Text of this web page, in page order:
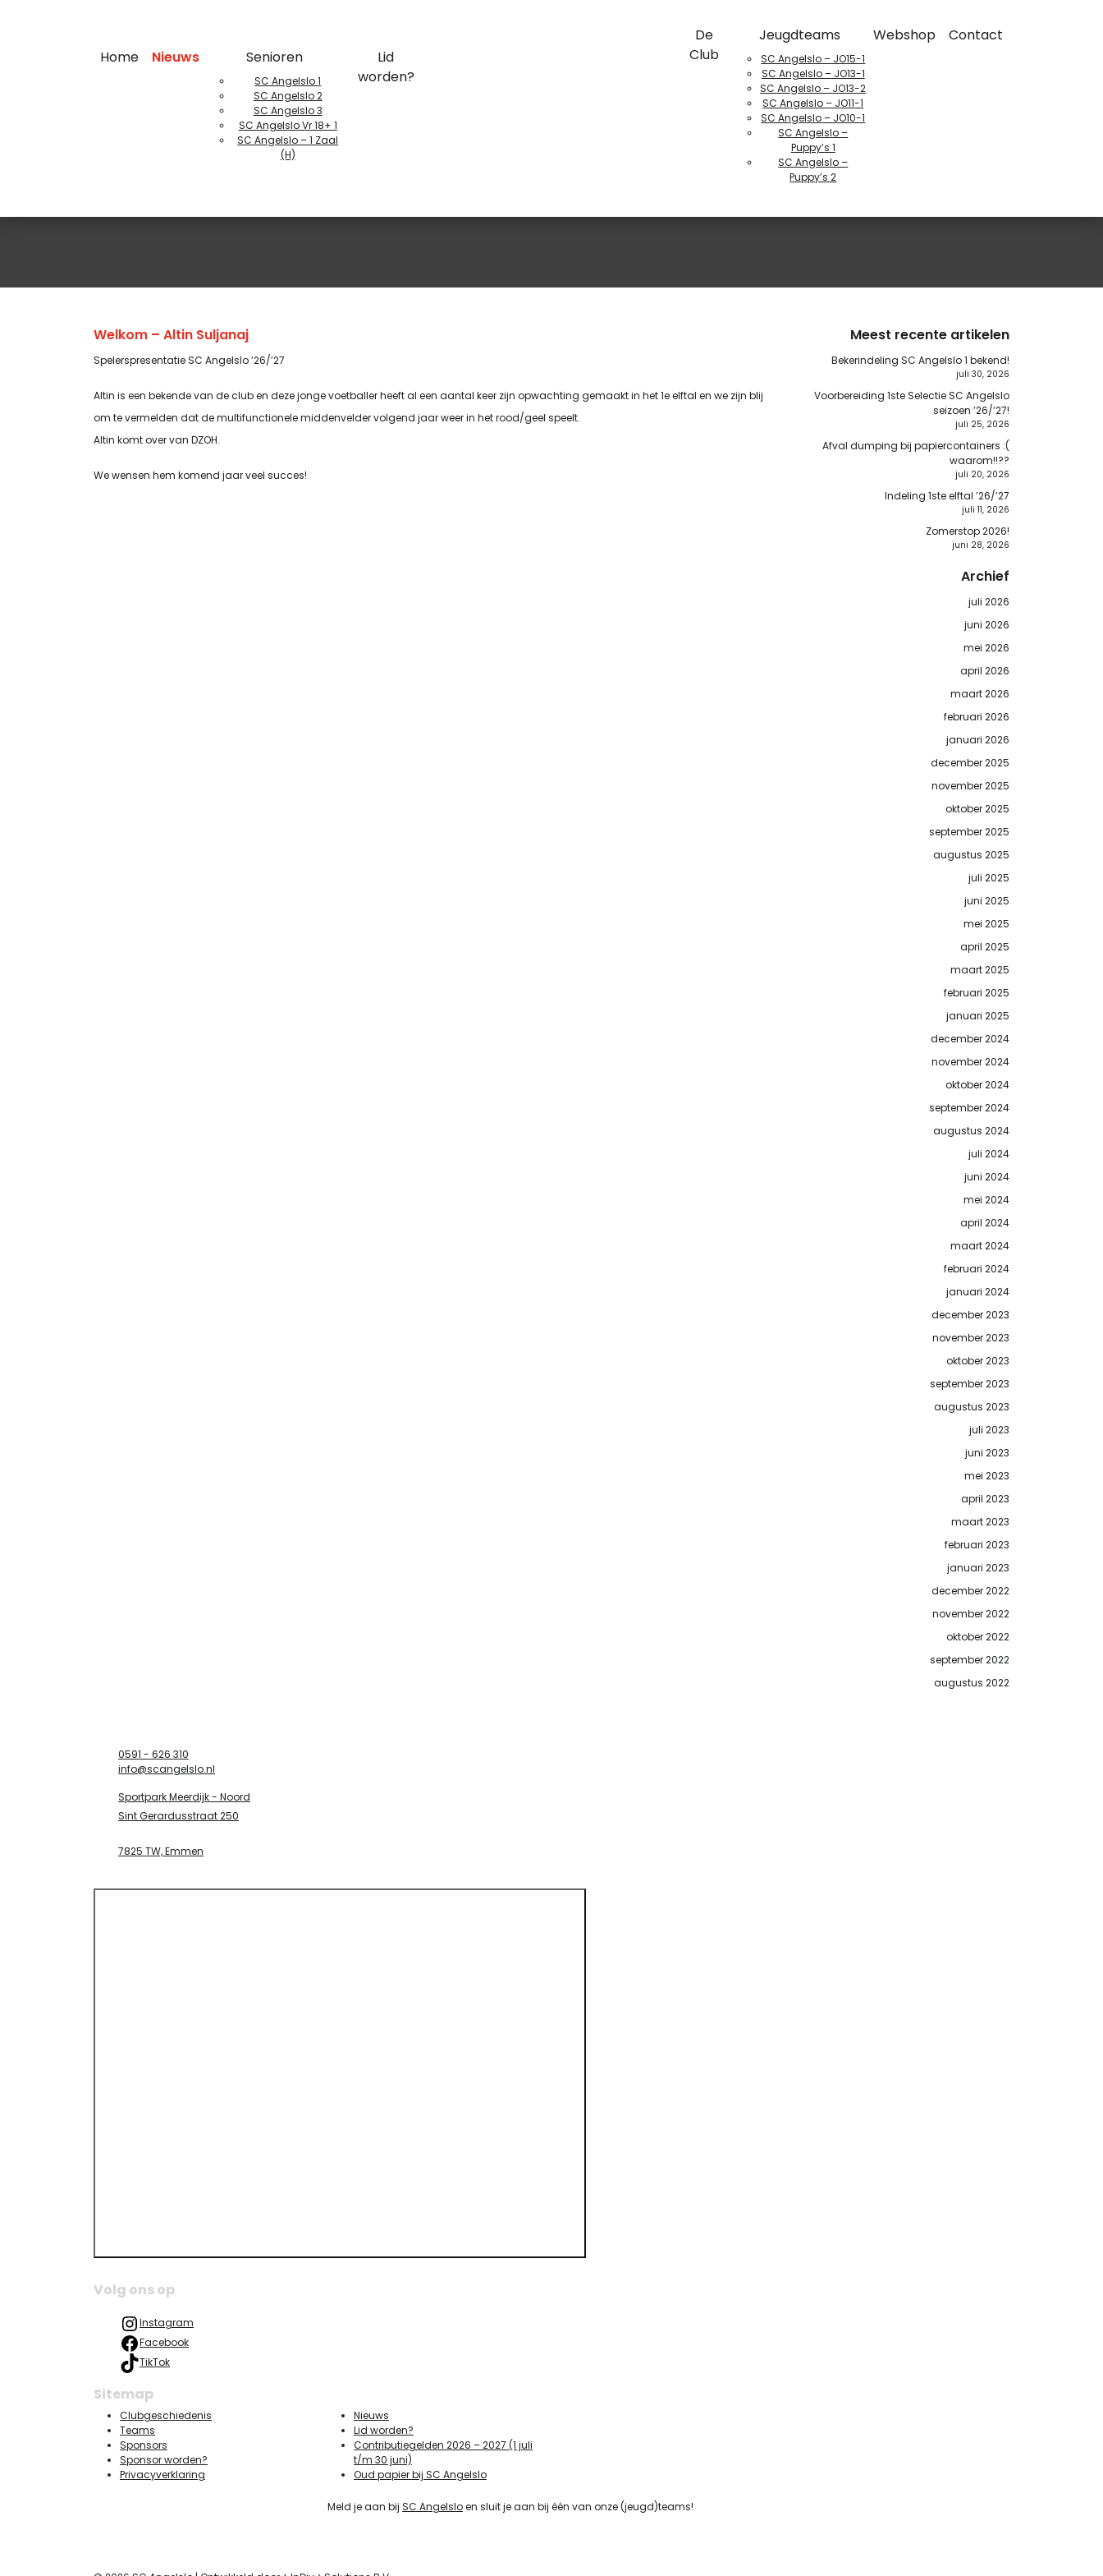
Home Nieuws Senioren
SC Angelslo 1
SC Angelslo 2
SC Angelslo 3
SC Angelslo Vr 18+ 1
SC Angelslo – 1 Zaal
(H)
Lid
worden?
De
Club
Jeugdteams
SC Angelslo – JO15-1
SC Angelslo – JO13-1
SC Angelslo – JO13-2
SC Angelslo – JO11-1
SC Angelslo – JO10-1
SC Angelslo –
Puppy’s 1
SC Angelslo –
Puppy’s 2
Webshop Contact
Welkom – Altin Suljanaj
Spelerspresentatie SC Angelslo ’26/’27
Altin is een bekende van de club en deze jonge voetballer heeft al een aantal keer zijn opwachting gemaakt in het 1e elftal en we zijn blij
om te vermelden dat de multifunctionele middenvelder volgend jaar weer in het rood/geel speelt.
Altin komt over van DZOH.
We wensen hem komend jaar veel succes!
Meest recente artikelen
Bekerindeling SC Angelslo 1 bekend!
juli 30, 2026
Voorbereiding 1ste Selectie SC Angelslo
seizoen ’26/’27!
juli 25, 2026
Afval dumping bij papiercontainers :(
waarom!!??
juli 20, 2026
Indeling 1ste elftal ’26/’27
juli 11, 2026
Zomerstop 2026!
juni 28, 2026
Archief
juli 2026
juni 2026
mei 2026
april 2026
maart 2026
februari 2026
januari 2026
december 2025
november 2025
oktober 2025
september 2025
augustus 2025
juli 2025
juni 2025
mei 2025
april 2025
maart 2025
februari 2025
januari 2025
december 2024
november 2024
oktober 2024
september 2024
augustus 2024
juli 2024
juni 2024
mei 2024
april 2024
maart 2024
februari 2024
januari 2024
december 2023
november 2023
oktober 2023
september 2023
augustus 2023
juli 2023
juni 2023
mei 2023
april 2023
maart 2023
februari 2023
januari 2023
december 2022
november 2022
oktober 2022
september 2022
augustus 2022
0591 - 626 310
info@scangelslo.nl
Sportpark Meerdijk - Noord
Sint Gerardusstraat 250
7825 TW, Emmen
Volg ons op
Instagram
Facebook
TikTok
Sitemap
Clubgeschiedenis
Teams
Sponsors
Sponsor worden?
Privacyverklaring
Nieuws
Lid worden?
Contributiegelden 2026 – 2027 (1 juli
t/m 30 juni)
Oud papier bij SC Angelslo
Meld je aan bij SC Angelsloen sluit je aan bij één van onze (jeugd)teams!